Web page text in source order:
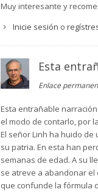
Muy interesante y
Inicie sesión o
Esta
Enlace
Esta entrañable
el modo de contarlo, por
El señor Linh ha huido
su patria. En esta han
semanas de edad. A su
se atreve a abandonar
que confunde la fórmula